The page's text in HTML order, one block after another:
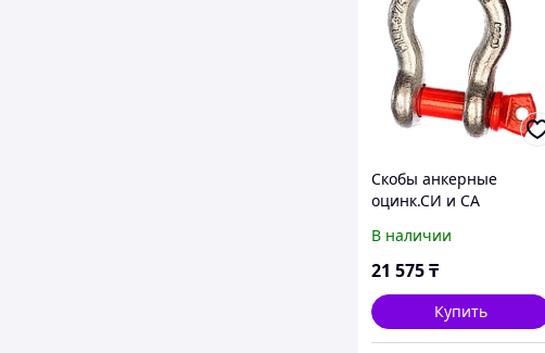
Скобы анкерные
оцинк.СИ и СА
В наличии
21 575₸
Купить